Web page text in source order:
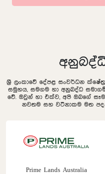
ශ්‍රී ලංකාවේ දේපළ සංවර්ධන
සමුහය, සමගම හා අනුබද්ධ
වේ. ඔවුන් හා එක්ව, අපි ඔබගේ
නවතම සහ වටිනාකම මත
Prime Lands Australia